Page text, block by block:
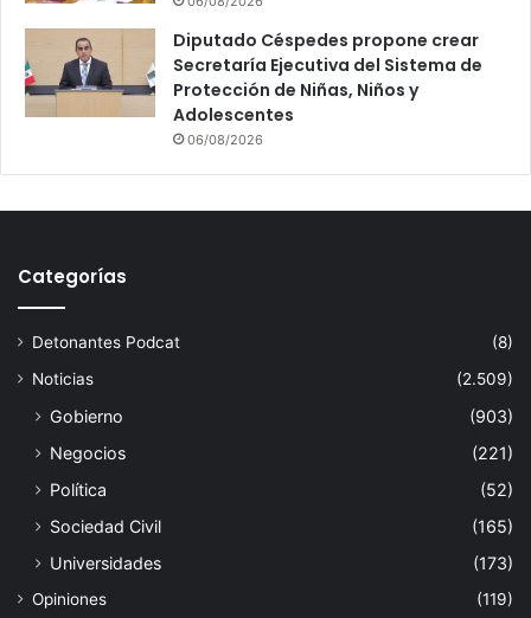
Diputado Céspedes propone crear
Secretaría Ejecutiva del Sistema de
Protección de Niñas, Niños y
Adolescentes
06/08/2026
Categorías
Detonantes Podcat
(8)
Noticias
(2.509)
Gobierno
(903)
Negocios
(221)
Política
(52)
Sociedad Civil
(165)
Universidades
(173)
Opiniones (119)